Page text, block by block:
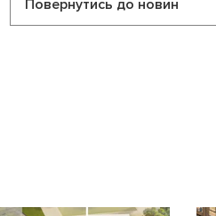
Повернутись до новин